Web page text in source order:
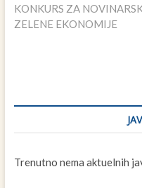
post:
KONKURS ZA
ZELENE EKONOMIJE
Trenutno nema aktuelnih